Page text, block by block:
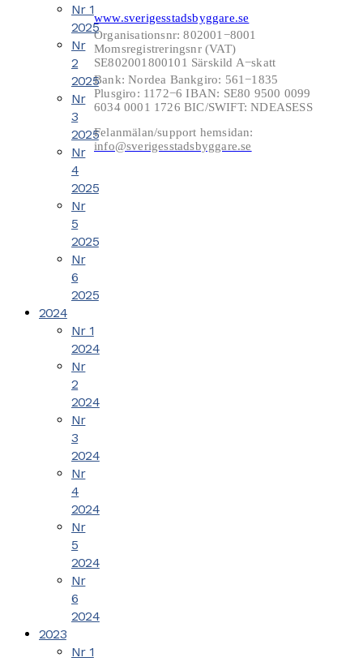
Nr 1
2025
Nr
2
2025
Nr
3
2025
Nr
4
2025
Nr
5
2025
Nr
6
2025
2024
Nr 1
2024
Nr
2
2024
Nr
3
2024
Nr
4
2024
Nr
5
2024
Nr
6
2024
2023
Nr 1
www.sverigesstadsbyggare.se
Organisationsnr: 802001−8001
Momsregistreringsnr (VAT)
SE802001800101 Särskild A−skatt
Bank: Nordea Bankgiro: 561−1835
Plusgiro: 1172−6 IBAN: SE80 9500 0099
6034 0001 1726 BIC/SWIFT: NDEASESS
Felanmälan/support hemsidan:
info@sverigesstadsbyggare.se